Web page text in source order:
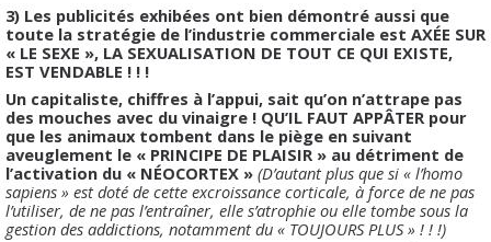
3) Les publicités exhibées ont bien démontré aussi que
toute la stratégie de l’industrie commerciale est AXÉE SUR
« LE SEXE », LA SEXUALISATION DE TOUT CE QUI EXISTE,
EST VENDABLE ! ! !
Un capitaliste, chiffres à l’appui, sait qu’on n’attrape pas
des mouches avec du vinaigre ! QU’IL FAUT APPÂTER pour
que les animaux tombent dans le piège en suivant
aveuglement le « PRINCIPE DE PLAISIR » au détriment de
l’activation du « NÉOCORTEX » (D’autant plus que si « l’homo
sapiens » est doté de cette excroissance corticale, à force de ne pas
l’utiliser, de ne pas l’entraîner, elle s’atrophie ou elle tombe sous la
gestion des addictions, notamment du « TOUJOURS PLUS » ! ! !)